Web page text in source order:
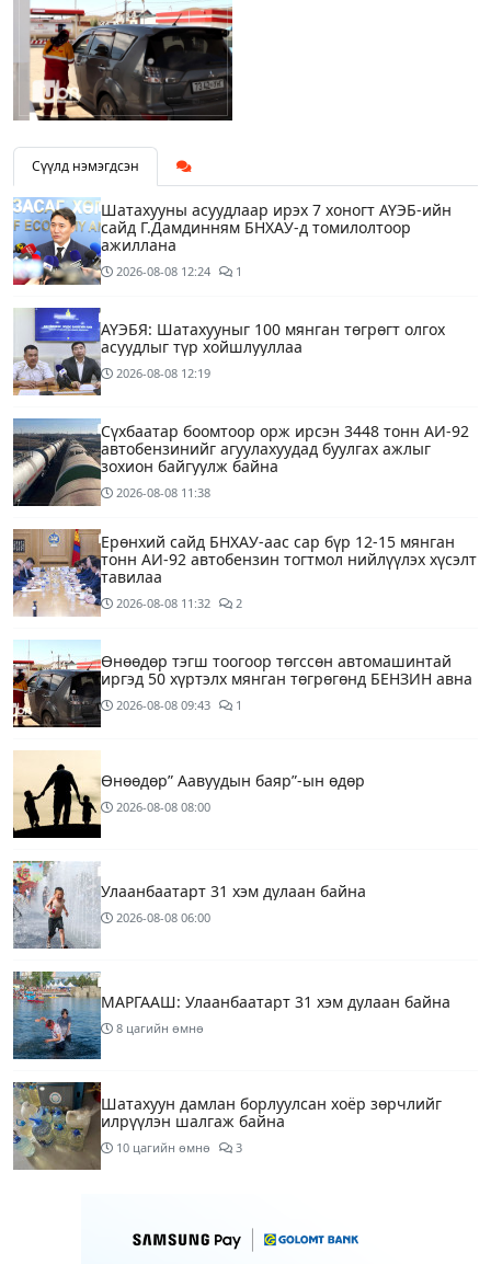
Сүүлд нэмэгдсэн
Шатахууны асуудлаар ирэх 7 хоногт АҮЭБ-ийн
сайд Г.Дамдинням БНХАУ-д томилолтоор
ажиллана
2026-08-08 12:24 1
АҮЭБЯ: Шатахууныг 100 мянган төгрөгт олгох
асуудлыг түр хойшлууллаа
2026-08-08 12:19
Сүхбаатар боомтоор орж ирсэн 3448 тонн АИ-92
автобензинийг агуулахуудад буулгах ажлыг
зохион байгуулж байна
2026-08-08 11:38
Ерөнхий сайд БНХАУ-аас сар бүр 12-15 мянган
тонн АИ-92 автобензин тогтмол нийлүүлэх хүсэлт
тавилаа
2026-08-08 11:32 2
Өнөөдөр тэгш тоогоор төгссөн автомашинтай
иргэд 50 хүртэлх мянган төгрөгөнд БЕНЗИН авна
2026-08-08 09:43 1
Өнөөдөр” Аавуудын баяр”-ын өдөр
2026-08-08 08:00
Улаанбаатарт 31 хэм дулаан байна
2026-08-08 06:00
МАРГААШ: Улаанбаатарт 31 хэм дулаан байна
8 цагийн өмнө
Шатахуун дамлан борлуулсан хоёр зөрчлийг
илрүүлэн шалгаж байна
10 цагийн өмнө 3
урьдчилсан төлөв